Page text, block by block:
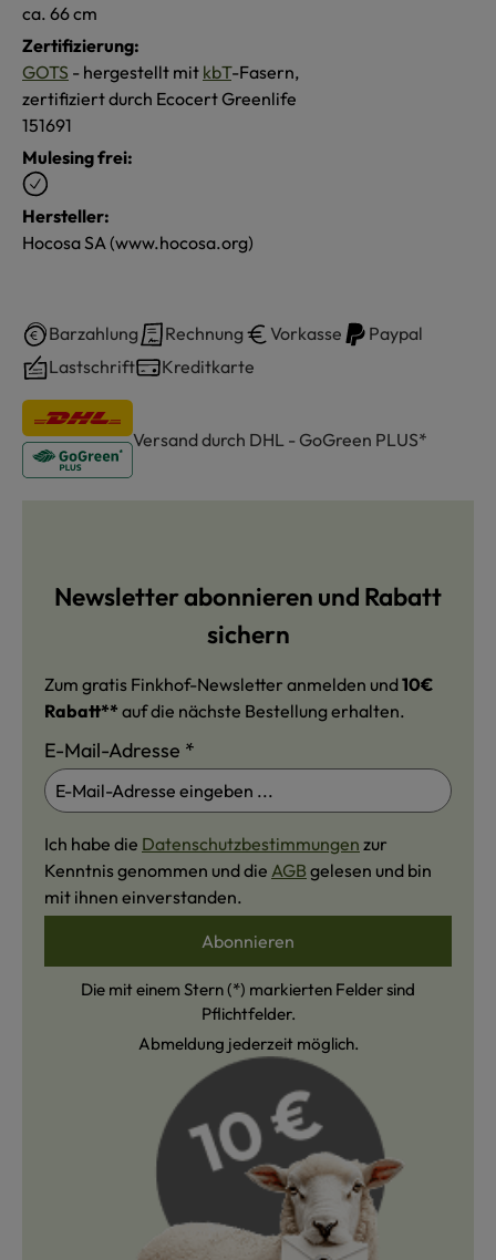
ca. 66 cm
Zertifizierung:
GOTS - hergestellt mit kbT-Fasern,
zertifiziert durch Ecocert Greenlife
151691
Mulesing frei:
Hersteller:
Hocosa SA (www.hocosa.org)
Barzahlung Rechnung Vorkasse
Paypal
Lastschrift
Kreditkarte
Versand durch DHL - GoGreen PLUS*
Newsletter abonnieren und Rabatt
sichern
Zum gratis Finkhof-Newsletter anmelden und10€
Rabatt** auf die nächste Bestellung erhalten.
E-Mail-Adresse *
Ich habe die Datenschutzbestimmungen zur
Kenntnis genommen und die AGB gelesen und bin
mit ihnen einverstanden.
Abonnieren
Die mit einem Stern (*) markierten Felder sind
Pflichtfelder.
Abmeldung jederzeit möglich.